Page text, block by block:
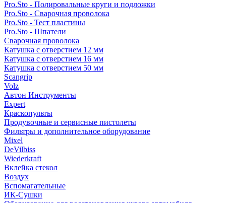
Pro.Sto - Полировальные круги и подложки
Pro.Sto - Сварочная проволока
Pro.Sto - Тест пластины
Pro.Sto - Шпатели
Сварочная проволока
Катушка с отверстием 12 мм
Катушка с отверстием 16 мм
Катушка с отверстием 50 мм
Scangrip
Volz
Автон Инструменты
Expert
Краскопульты
Продувочные и сервисные пистолеты
Фильтры и дополнительное оборудование
Mixel
DeVilbiss
Wiederkraft
Вклейка стекол
Воздух
Вспомагательные
ИК-Сушки